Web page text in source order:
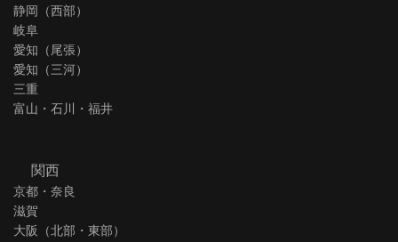
静岡（西部）
岐阜
愛知（尾張）
愛知（三河）
三重
富山・石川・福井
関西
京都・奈良
滋賀
大阪（北部・東部）